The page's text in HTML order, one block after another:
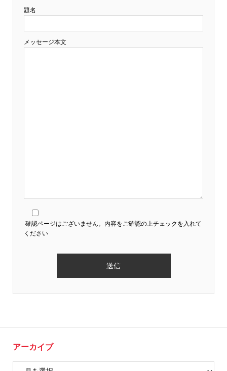
題名
メッセージ本文
確認ページはございません。内容をご確認の上チェックを入れて
ください
アーカイブ